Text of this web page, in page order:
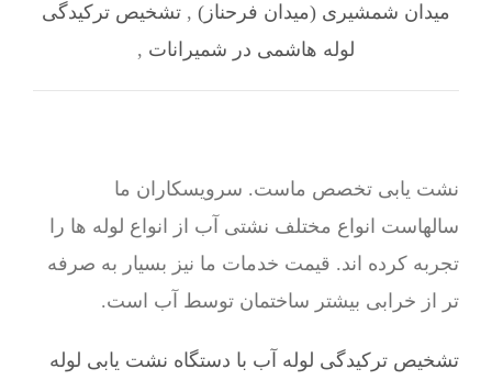
میدان شمشیری (میدان فرحناز) , تشخیص ترکیدگی
لوله هاشمی در شمیرانات ,
نشت یابی تخصص ماست. سرویسکاران ما
سالهاست انواع مختلف نشتی آب از انواع لوله ها را
تجربه کرده اند. قیمت خدمات ما نیز بسیار به صرفه
تر از خرابی بیشتر ساختمان توسط آب است.
تشخیص ترکیدگی لوله آب با دستگاه نشت یابی لوله